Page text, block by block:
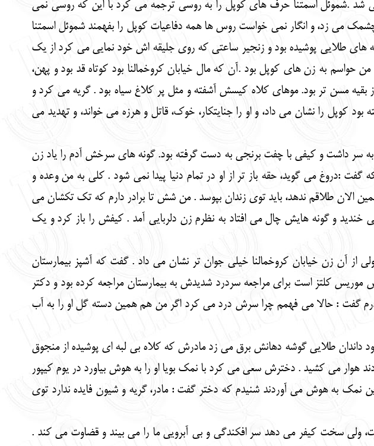
.شموئل اسمتنا حرف های کوپل را به روسی ترجمه می کرد با این که روسی نمی
می زد، و انگار نمی خواست روس ها همه دفاعیات کوپل را بفهمند شموئل اسمتنا
طلایی پوشیده بود و زنجیر ساعتی که روی جلیقه اش خود نمایی می کرد از یک
به زن های کوپل بود .آن که مال خیابان کروخمالنا بود کوتاه قد بود و پهن،
مسن تر بود. موهای کلاه کیسش آشفته و مثل پر کلاغ سیاه بود . گریه می کرد و
را نشان می داد، و او را جنایتکار، خوک، قاتل و هرزه می خواند، و تهدید می
سر داشت و کیفی با چفت برنجی به دست گرفته بود. گونه های سرخش آدم را یاد زن
:دروغ می گوید، حقه باز تر از او در تمام دنیا پیدا نمی شود . کلی به من وعده و
الان طلاقم ندهد، باید توی زندان بپوسد . من شش تا برادر دارم که تک تکشان می
خندید و گونه هایش چال می افتاد به نظرم زن دلربایی آمد . کیفش را باز کرد و یک
از آن زن خیابان کروخمالنا خیلی جوان تر نشان می داد . گفت که آشپز بیمارستان
کلتز است برای مراجعه سردرد شدیدش به بیمارستان مراجعه کرده بود و دکتر
پدرم گفت : حالا می فهمم چرا سرش درد می کرد اگر من هم همین دسته گل او را به آب
طلایی گوشه دهانش برق می زد مادرش که کلاه بی لبه ای پوشیده از منجوق
هوار می کشید . دخترش سعی می کرد با نمک بویا او را به هوش بیاورد در یوم کیپور
نمک به هوش می آوردند شنیدم که دختر گفت : مادر، گریه و شیون فایده ندارد توی
سخت کیفر می دهد سر افکندگی و بی آبرویی ما را می بیند و قضاوت می کند .